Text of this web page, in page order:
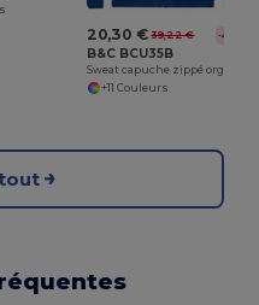
20,30 € 39,22 € -48%
B&C BCU35B
+11 Couleurs